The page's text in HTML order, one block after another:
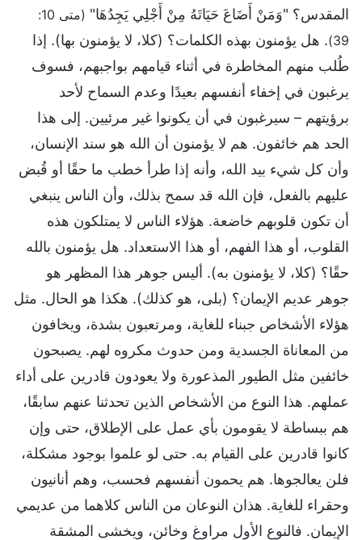
المقدس؟ "وَمَنْ أَضَاعَ حَيَاتَهُ مِنْ أَجْلِي يَجِدُهَا"
(متى 10:
39) . هل يؤمنون بهذه الكلمات؟ (كلا، لا يؤمنون بها). إذا
طُلب منهم المخاطرة في أثناء قيامهم بواجبهم، فسوف
يرغبون في إخفاء أنفسهم بعيدًا وعدم السماح لأحد
برؤيتهم – سيرغبون في أن يكونوا غير مرئيين. إلى هذا
الحد هم خائفون. هم لا يؤمنون أن الله هو سند الإنسان،
وأن كل شيء بيد الله، وأنه إذا طرأ خطب ما حقًا أو قُبض
عليهم بالفعل، فإن الله قد سمح بذلك، وأن الناس ينبغي
أن تكون قلوبهم خاضعة. هؤلاء الناس لا يمتلكون هذه
القلوب، أو هذا الفهم، أو هذا الاستعداد. هل يؤمنون بالله
حقًا؟ (كلا، لا يؤمنون به). أليس جوهر هذا المظهر هو
جوهر عديم الإيمان؟ (بلى، هو كذلك). هكذا هو الحال. مثل
هؤلاء الأشخاص جبناء للغاية، ومرتعبون بشدة، ويخافون
من المعاناة الجسدية ومن حدوث مكروه لهم. يصبحون
خائفين مثل الطيور المذعورة ولا يعودون قادرين على أداء
عملهم. هذا النوع من الأشخاص الذين تحدثنا عنهم سابقًا،
هم ببساطة لا يقومون بأي عمل على الإطلاق، حتى وإن
كانوا قادرين على القيام به. حتى لو علموا بوجود مشكلة،
فلن يعالجوها. هم يحمون أنفسهم فحسب، وهم أنانيون
وحقراء للغاية. هذان النوعان من الناس كلاهما من عديمي
الإيمان. فالنوع الأول مراوغ وخائن، ويخشى المشقة